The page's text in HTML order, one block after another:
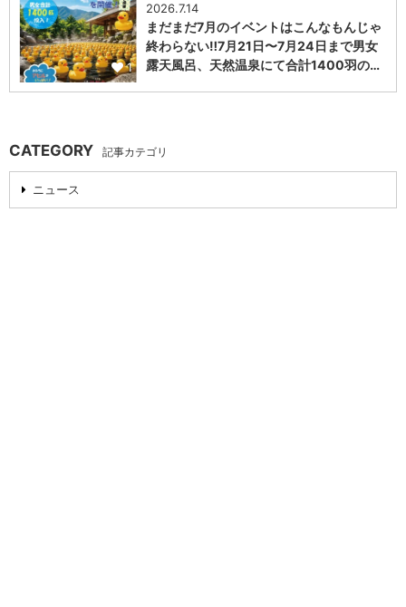
1
2026.7.14
まだまだ7月のイベントはこんなもんじゃ
終わらない‼️7月21日〜7月24日まで男女
露天風呂、天然温泉にて合計1400羽の…
CATEGORY 記事カテゴリ
ニュース